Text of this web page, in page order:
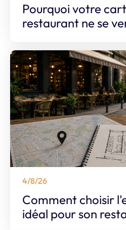
Pourquoi votre
restaurant ne se
4/8/26
Comment choisir
idéal pour son